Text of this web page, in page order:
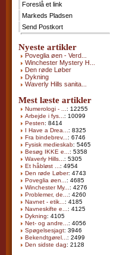
Foreslå et link
Markeds Pladsen
Send Postkort
Nyeste artikler
Poveglia øen - Verd...
Winchester Mystery H...
Den røde Løber
Dykning
Waverly Hills sanita...
Mest læste artikler
Numerologi - ... : 12255
Arbejde i fys... : 10099
Pesten: 8414
I Have a Drea... : 8325
Fra bindebrev... : 6746
Fysisk medieskab: 5465
Besøg IKKE e... : 5358
Waverly Hills... : 5305
Et håbløst ... : 4954
Den røde Løber: 4743
Poveglia øen... : 4685
Winchester My... : 4276
Problemer, de... : 4260
Navnet - etik... : 4185
Navneskifte e... : 4125
Dykning: 4105
Net- og andre... : 4056
Spøgelsesjagt: 3946
Bekendtgørel... : 2499
Den sidste dag: 2128